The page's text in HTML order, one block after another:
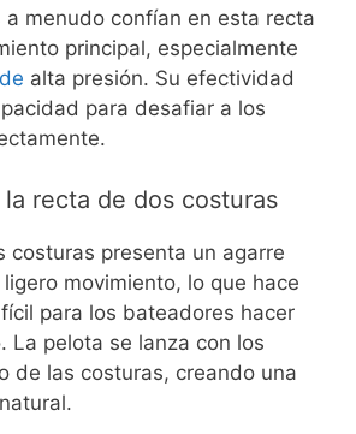
a menudo confían en esta recta
principal, especialmente
alta presión. Su efectividad
para desafiar a los
recta de dos costuras
costuras presenta un agarre
movimiento, lo que hace
para los bateadores hacer
La pelota se lanza con los
de las costuras, creando una